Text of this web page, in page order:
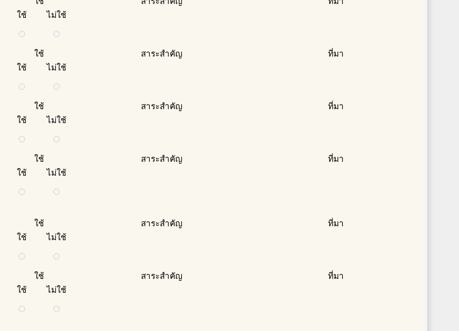
ใช้
ไม่ใช้
ใช้ สาระสำคัญ
ที่มา
ใช้
ไม่ใช้
ใช้ สาระสำคัญ
ที่มา
ใช้
ไม่ใช้
ใช้ สาระสำคัญ
ที่มา
ใช้
ไม่ใช้
ใช้ สาระสำคัญ
ที่มา
ใช้
ไม่ใช้
ใช้ สาระสำคัญ
ที่มา
ใช้
ไม่ใช้